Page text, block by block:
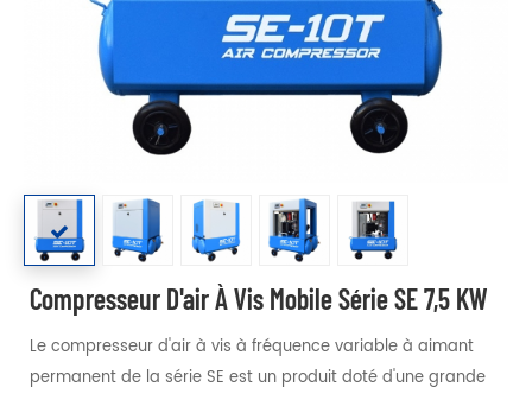
Compresseur D'air À Vis Mobile Série SE 7,5 KW
Le compresseur d'air à vis à fréquence variable à aimant
permanent de la série SE est un produit doté d'une grande